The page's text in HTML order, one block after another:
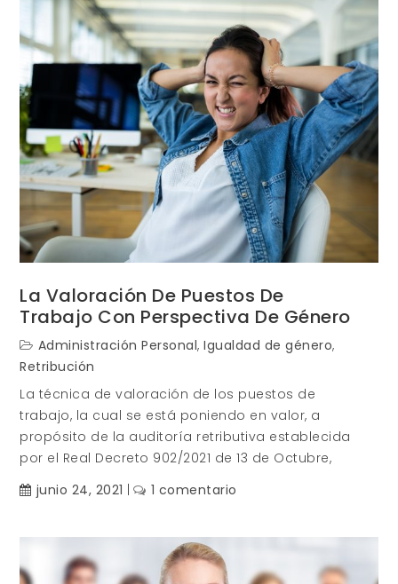
Puestos
con
perspectiva
de
género.
La Valoración De Puestos De
Trabajo Con Perspectiva De Género
Administración Personal,Igualdad de género,
Retribución
La técnica de valoración de los puestos de
trabajo, la cual se está poniendo en valor, a
propósito de la auditoría retributiva establecida
por el Real Decreto 902/2021 de 13 de Octubre,
junio 24, 2021
1 comentario
puestos